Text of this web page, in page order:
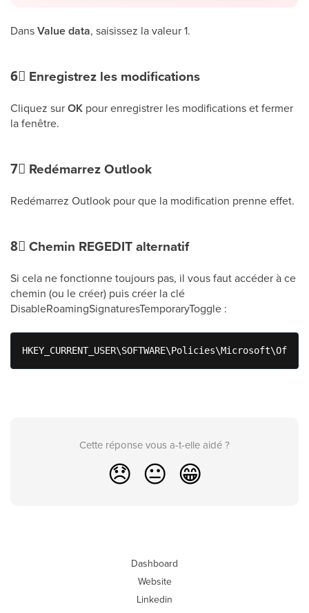
DansValue data, saisissez la valeur 1.
6⃣ Enregistrez les modifications
Cliquez surOK pour enregistrer les modifications et fermer
la fenêtre.
7⃣ Redémarrez Outlook
Redémarrez Outlook pour que la modification prenne effet.
8⃣ Chemin REGEDIT alternatif
Si cela ne fonctionne toujours pas, il vous faut accéder à ce
chemin (ou le créer) puis créer la clé
DisableRoamingSignaturesTemporaryToggle :
Cette réponse vous a-t-elle aidé ?
😞 😐 😁
Dashboard
Website
Linkedin